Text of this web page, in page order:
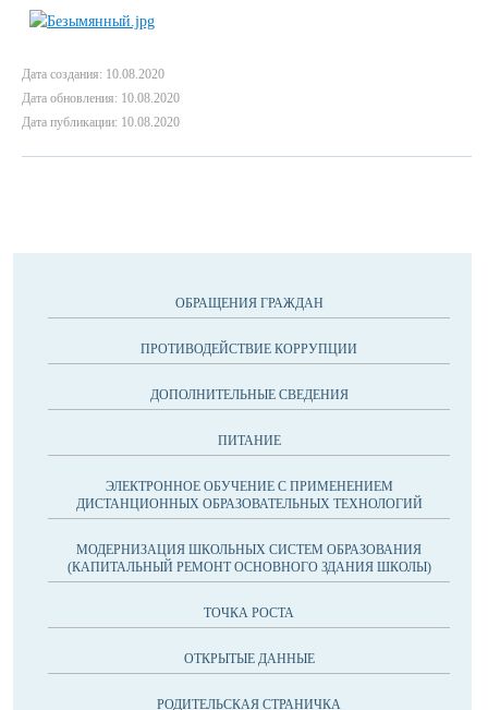
Дата создания: 10.08.2020
Дата обновления: 10.08.2020
Дата публикации: 10.08.2020
ОБРАЩЕНИЯ ГРАЖДАН
ПРОТИВОДЕЙСТВИЕ КОРРУПЦИИ
ДОПОЛНИТЕЛЬНЫЕ СВЕДЕНИЯ
ПИТАНИЕ
ЭЛЕКТРОННОЕ ОБУЧЕНИЕ С ПРИМЕНЕНИЕМ
ДИСТАНЦИОННЫХ ОБРАЗОВАТЕЛЬНЫХ ТЕХНОЛОГИЙ
МОДЕРНИЗАЦИЯ ШКОЛЬНЫХ СИСТЕМ ОБРАЗОВАНИЯ
(КАПИТАЛЬНЫЙ РЕМОНТ ОСНОВНОГО ЗДАНИЯ ШКОЛЫ)
ТОЧКА РОСТА
ОТКРЫТЫЕ ДАННЫЕ
РОДИТЕЛЬСКАЯ СТРАНИЧКА